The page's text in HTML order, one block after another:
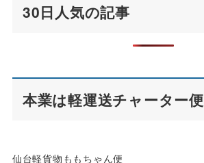
30日人気の記事
本業は軽運送チャーター便
仙台軽貨物ももちゃん便